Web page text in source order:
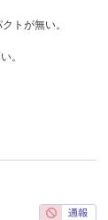
トが無い。
。